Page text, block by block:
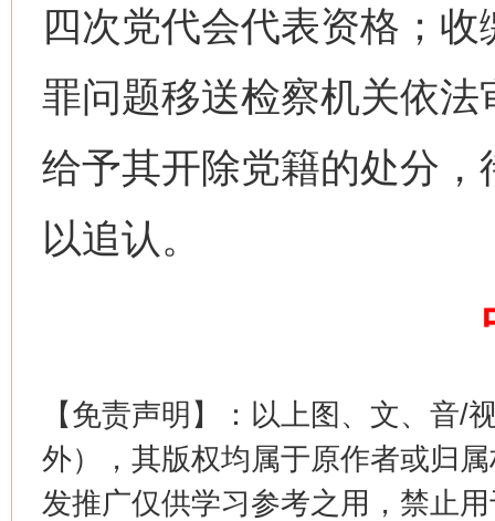
四次党代会代表资格；
罪问题移送检察机关依
给予其开除党籍的处分
以追认。
【免责声明】：以上图、文、音/
外），其版权均属于原作者或归
发推广仅供学习参考之用，禁止
网上购药对药下症？
这是一记警钟！ 谢